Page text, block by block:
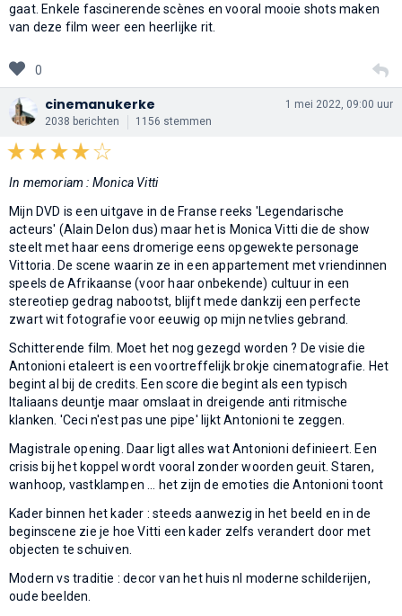
gaat. Enkele fascinerende scènes en vooral mooie shots maken
van deze film weer een heerlijke rit.
0
cinemanukerke
2038 berichten 1156 stemmen
1 mei 2022, 09:00 uur
In memoriam : Monica Vitti
Mijn DVD is een uitgave in de Franse reeks 'Legendarische
acteurs' (Alain Delon dus) maar het is Monica Vitti die de show
steelt met haar eens dromerige eens opgewekte personage
Vittoria. De scene waarin ze in een appartement met vriendinnen
speels de Afrikaanse (voor haar onbekende) cultuur in een
stereotiep gedrag nabootst, blijft mede dankzij een perfecte
zwart wit fotografie voor eeuwig op mijn netvlies gebrand.
Schitterende film. Moet het nog gezegd worden ? De visie die
Antonioni etaleert is een voortreffelijk brokje cinematografie. Het
begint al bij de credits. Een score die begint als een typisch
Italiaans deuntje maar omslaat in dreigende anti ritmische
klanken. 'Ceci n'est pas une pipe' lijkt Antonioni te zeggen.
Magistrale opening. Daar ligt alles wat Antonioni definieert. Een
crisis bij het koppel wordt vooral zonder woorden geuit. Staren,
wanhoop, vastklampen … het zijn de emoties die Antonioni toont
Kader binnen het kader : steeds aanwezig in het beeld en in de
beginscene zie je hoe Vitti een kader zelfs verandert door met
objecten te schuiven.
Modern vs traditie : decor van het huis nl moderne schilderijen,
oude beelden.